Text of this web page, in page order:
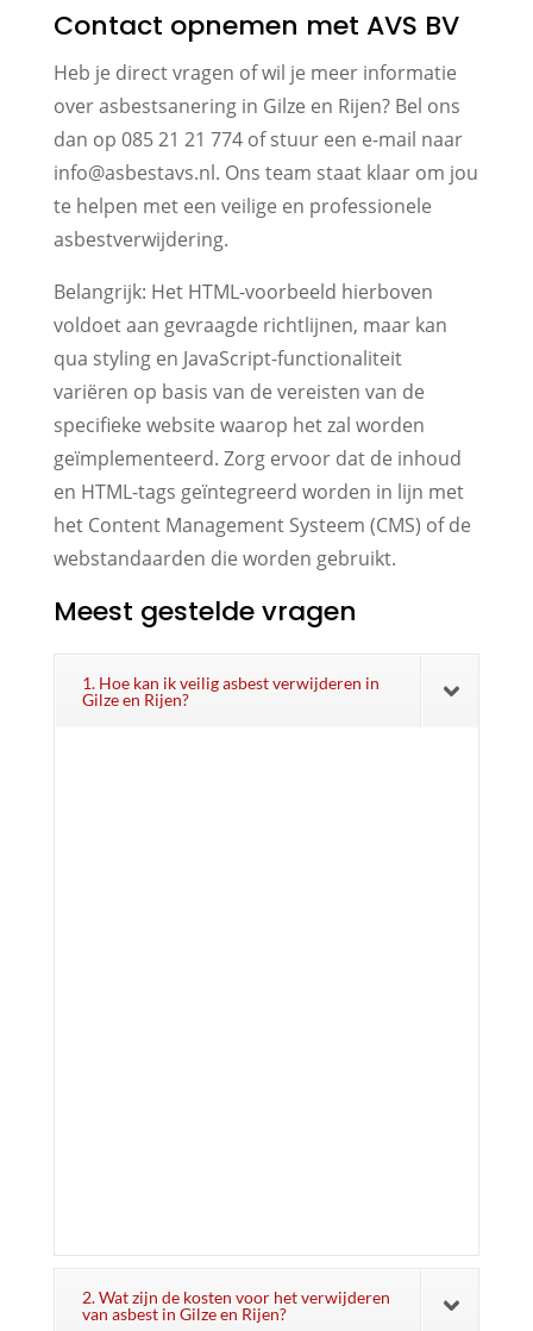
Contact opnemen met AVS BV
Heb je direct vragen of wil je meer informatie
over asbestsanering in Gilze en Rijen? Bel ons
dan op 085 21 21 774 of stuur een e-mail naar
info@asbestavs.nl. Ons team staat klaar om jou
te helpen met een veilige en professionele
asbestverwijdering.
Belangrijk: Het HTML-voorbeeld hierboven
voldoet aan gevraagde richtlijnen, maar kan
qua styling en JavaScript-functionaliteit
variëren op basis van de vereisten van de
specifieke website waarop het zal worden
geïmplementeerd. Zorg ervoor dat de inhoud
en HTML-tags geïntegreerd worden in lijn met
het Content Management Systeem (CMS) of de
webstandaarden die worden gebruikt.
Meest gestelde vragen
1. Hoe kan ik veilig asbest verwijderen in
Gilze en Rijen?
2. Wat zijn de kosten voor het verwijderen
van asbest in Gilze en Rijen?